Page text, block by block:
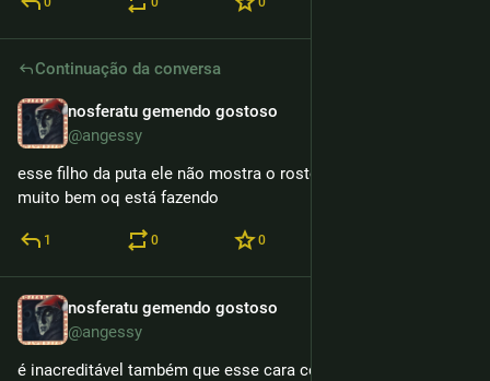
Continuação da conversa
nosferatu gemendo gostoso
@angessy
esse filho da puta ele não mostra o rosto esse corno sabe
muito bem oq está fazendo
1 0 0
nosferatu gemendo gostoso
@angessy
é inacreditável também que esse cara continua fazendo